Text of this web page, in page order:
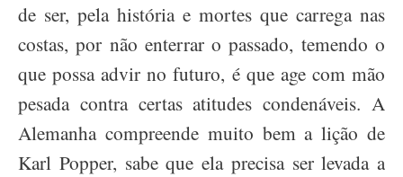
de ser, pela história e mortes que carrega nas
costas, por não enterrar o passado, temendo o
que possa advir no futuro, é que age com mão
pesada contra certas atitudes condenáveis. A
Alemanha compreende muito bem a lição de
Karl Popper, sabe que ela precisa ser levada a